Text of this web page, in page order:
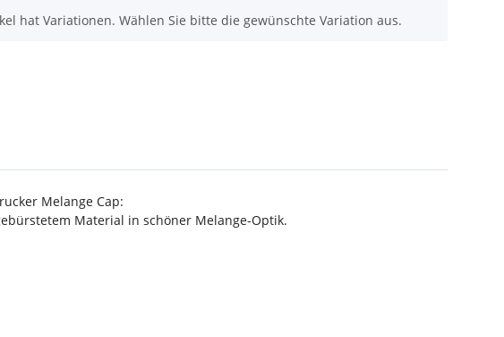
hat Variationen. Wählen Sie bitte die gewünschte Variation aus.
Melange Cap:
Material in schöner Melange-Optik.